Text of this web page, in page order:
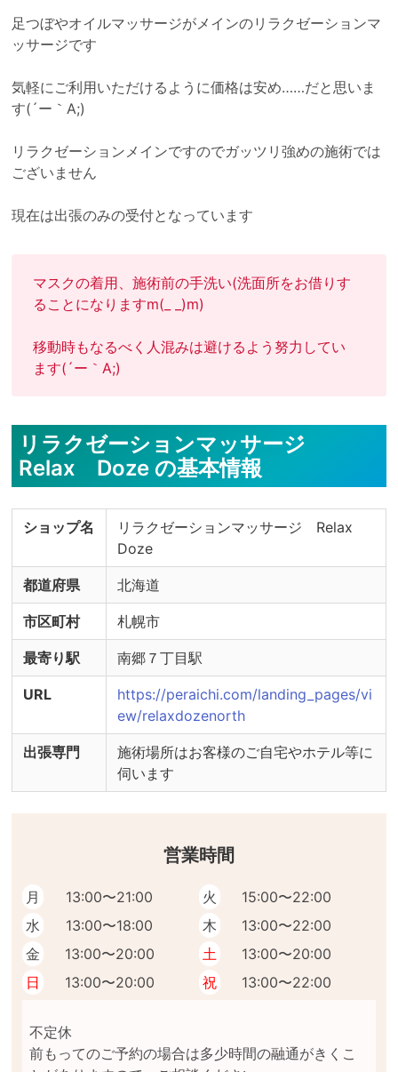
足つぼやオイルマッサージがメインのリラクゼーションマ
ッサージです
気軽にご利用いただけるように価格は安め……だと思いま
す(´ー｀A;)
リラクゼーションメインですのでガッツリ強めの施術では
ございません
マスクの着用、施術前の手洗い(洗面所をお借りす
ることになりますm(_ _)m)
移動時もなるべく人混みは避けるよう努力してい
ます(´ー｀A;)
リラクゼーションマッサージ
Relax Doze の基本情報
ショップ名
リラクゼーションマッサージ Relax
Doze
都道府県 北海道
市区町村 札幌市
最寄り駅 南郷７丁目駅
URL
https://peraichi.com/landing_pages/vi
ew/relaxdozenorth
出張専門
施術場所はお客様のご自宅やホテル等に
伺います
営業時間
月 13:00〜21:00 火
15:00〜22:00
水
13:00〜18:00 木
13:00〜22:00
金
13:00〜20:00 土
13:00〜20:00
日
13:00〜20:00 祝 13:00〜22:00
不定休
前もってのご予約の場合は多少時間の融通がきくこ